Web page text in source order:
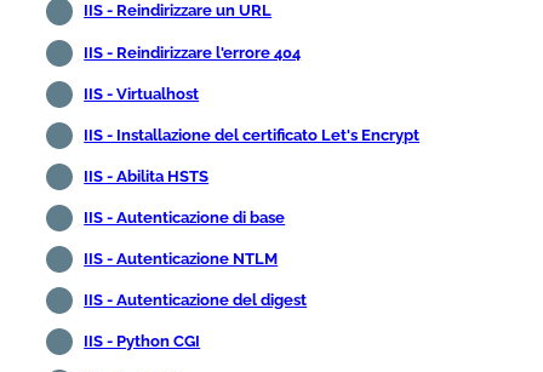
IIS - Reindirizzare un URL
IIS - Reindirizzare l'errore 404
IIS - Virtualhost
IIS - Installazione del certificato Let's Encrypt
IIS - Abilita HSTS
IIS - Autenticazione di base
IIS - Autenticazione NTLM
IIS - Autenticazione del digest
IIS - Python CGI